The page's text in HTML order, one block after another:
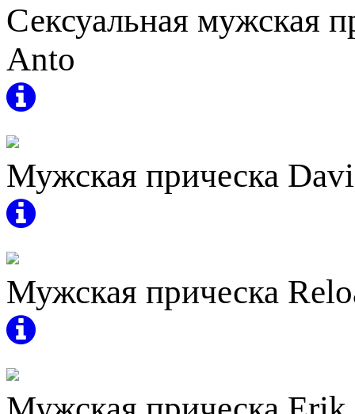
Сексуальная мужская
Anto
Мужская прическа
Мужская прическа